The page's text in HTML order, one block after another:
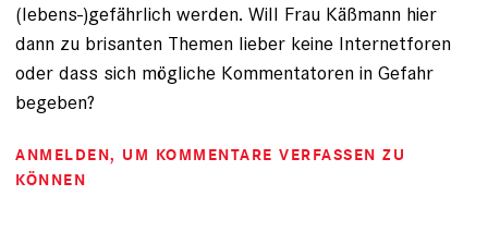
(lebens-)gefährlich werden. Will Frau Käßmann hier
dann zu brisanten Themen lieber keine Internetforen
oder dass sich mögliche Kommentatoren in Gefahr
begeben?
ANMELDEN, UM KOMMENTARE VERFASSEN ZU
KÖNNEN